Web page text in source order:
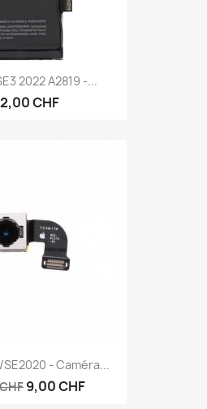
2022 A2819 -...
CHF
- Caméra...
9,00 CHF